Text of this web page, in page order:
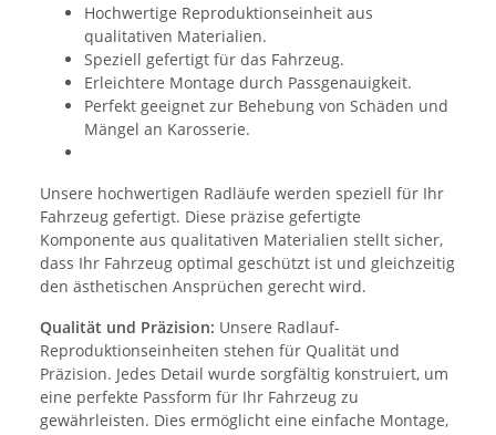
Hochwertige Reproduktionseinheit aus
qualitativen Materialien.
Speziell gefertigt für das Fahrzeug.
Erleichtere Montage durch Passgenauigkeit.
Perfekt geeignet zur Behebung von Schäden und
Mängel an Karosserie.
Unsere hochwertigen Radläufe werden speziell für Ihr
Fahrzeug gefertigt. Diese präzise gefertigte
Komponente aus qualitativen Materialien stellt sicher,
dass Ihr Fahrzeug optimal geschützt ist und gleichzeitig
den ästhetischen Ansprüchen gerecht wird.
Qualität und Präzision: Unsere Radlauf-
Reproduktionseinheiten stehen für Qualität und
Präzision. Jedes Detail wurde sorgfältig konstruiert, um
eine perfekte Passform für Ihr Fahrzeug zu
gewährleisten. Dies ermöglicht eine einfache Montage,